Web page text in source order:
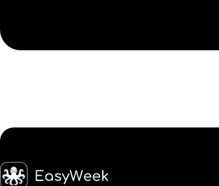
דף הבית